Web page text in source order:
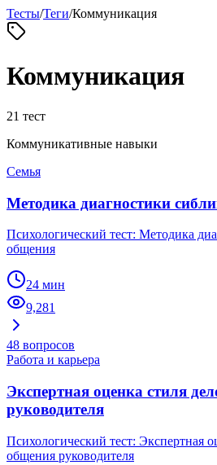
Тесты/Теги/Коммуникация
Коммуникация
21 тест
Коммуникативные навыки
Семья
Методика диагностики
Психологический тест: Методика
общения
24 мин
9,281
48 вопросов
Работа и карьера
Экспертная оценка стиля
руководителя
Психологический тест: Экспертная
общения руководителя